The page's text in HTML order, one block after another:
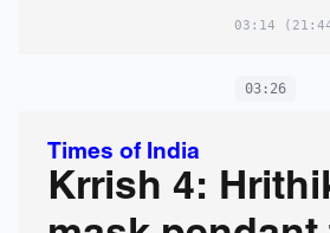
03:14
03:26
Times of India
Krrish 4: